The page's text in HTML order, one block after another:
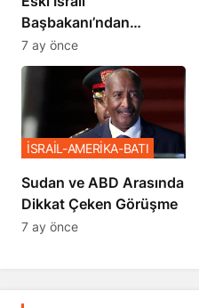
Başbakanı’ndan
Netanyahu’ya Ağır
Sözler
7 ay önce
Sudan ve ABD Arasında
Dikkat Çeken Görüşme
İSRAİL-AMERİKA-BATI
7 ay önce